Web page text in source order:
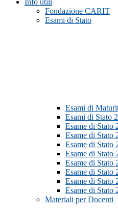
Info utili
Fondazione CARIT
Esami di Stato
Esami di
Esami di Stato
Esame di Stato
Esame di Stato
Esame di Stato
Esame di Stato
Esame di Stato
Esame di Stato
Esame di Stato
Esame di Stato
Materiali per Docenti